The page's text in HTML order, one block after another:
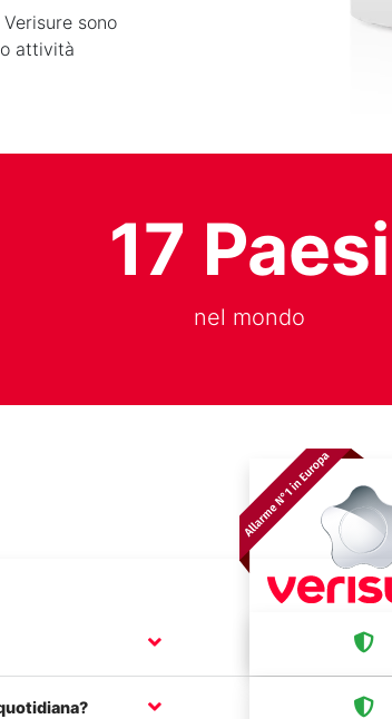
sono
attività
17 Paesi
nel mondo